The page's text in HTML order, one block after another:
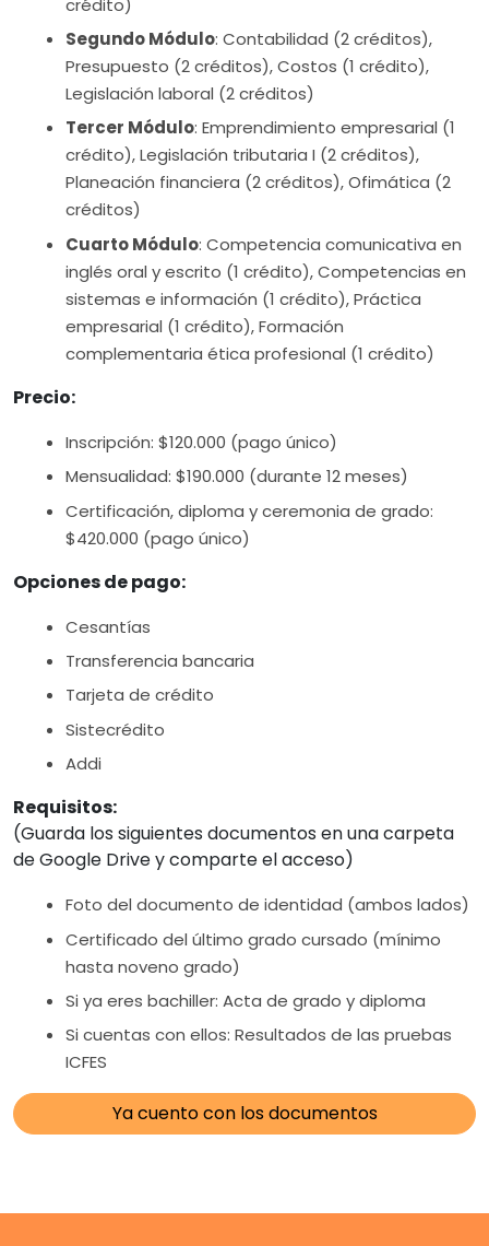
Segundo Módulo: Contabilidad (2 créditos),
Presupuesto (2 créditos), Costos (1 crédito),
Legislación laboral (2 créditos)
Tercer Módulo: Emprendimiento empresarial (1
crédito), Legislación tributaria I (2 créditos),
Planeación financiera (2 créditos), Ofimática (2
créditos)
Cuarto Módulo: Competencia comunicativa en
inglés oral y escrito (1 crédito), Competencias en
sistemas e información (1 crédito), Práctica
empresarial (1 crédito), Formación
complementaria ética profesional (1 crédito)
Precio:
Inscripción: $120.000 (pago único)
Mensualidad: $190.000 (durante 12 meses)
Certificación, diploma y ceremonia de grado:
$420.000 (pago único)
Opciones de pago:
Cesantías
Transferencia bancaria
Tarjeta de crédito
Sistecrédito
Addi
Requisitos:
(Guarda los siguientes documentos en una carpeta
de Google Drive y comparte el acceso)
Foto del documento de identidad (ambos lados)
Certificado del último grado cursado (mínimo
hasta noveno grado)
Si ya eres bachiller: Acta de grado y diploma
Si cuentas con ellos: Resultados de las pruebas
ICFES
Ya cuento con los documentos